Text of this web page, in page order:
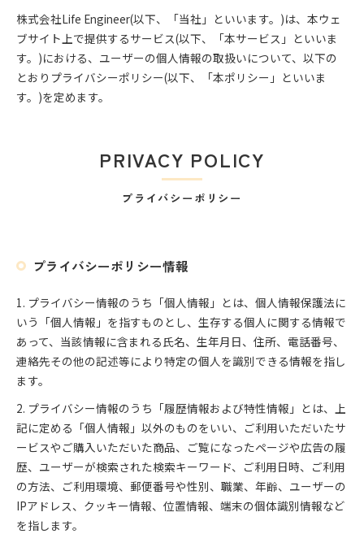
株式会社Life Engineer(以下、「当社」といいます。)は、本ウェ
ブサイト上で提供するサービス(以下、「本サービス」といいま
す。)における、ユーザーの個人情報の取扱いについて、以下の
とおりプライバシーポリシー(以下、「本ポリシー」といいま
す。)を定めます。
プライバシーポリシー
PRIVACY POLICY
プライバシーポリシー情報
1. プライバシー情報のうち「個人情報」とは、個人情報保護法に
いう「個人情報」を指すものとし、生存する個人に関する情報で
あって、当該情報に含まれる氏名、生年月日、住所、電話番号、
連絡先その他の記述等により特定の個人を識別できる情報を指し
ます。
2. プライバシー情報のうち「履歴情報および特性情報」とは、上
記に定める「個人情報」以外のものをいい、ご利用いただいたサ
ービスやご購入いただいた商品、ご覧になったページや広告の履
歴、ユーザーが検索された検索キーワード、ご利用日時、ご利用
の方法、ご利用環境、郵便番号や性別、職業、年齢、ユーザーの
IPアドレス、クッキー情報、位置情報、端末の個体識別情報など
を指します。